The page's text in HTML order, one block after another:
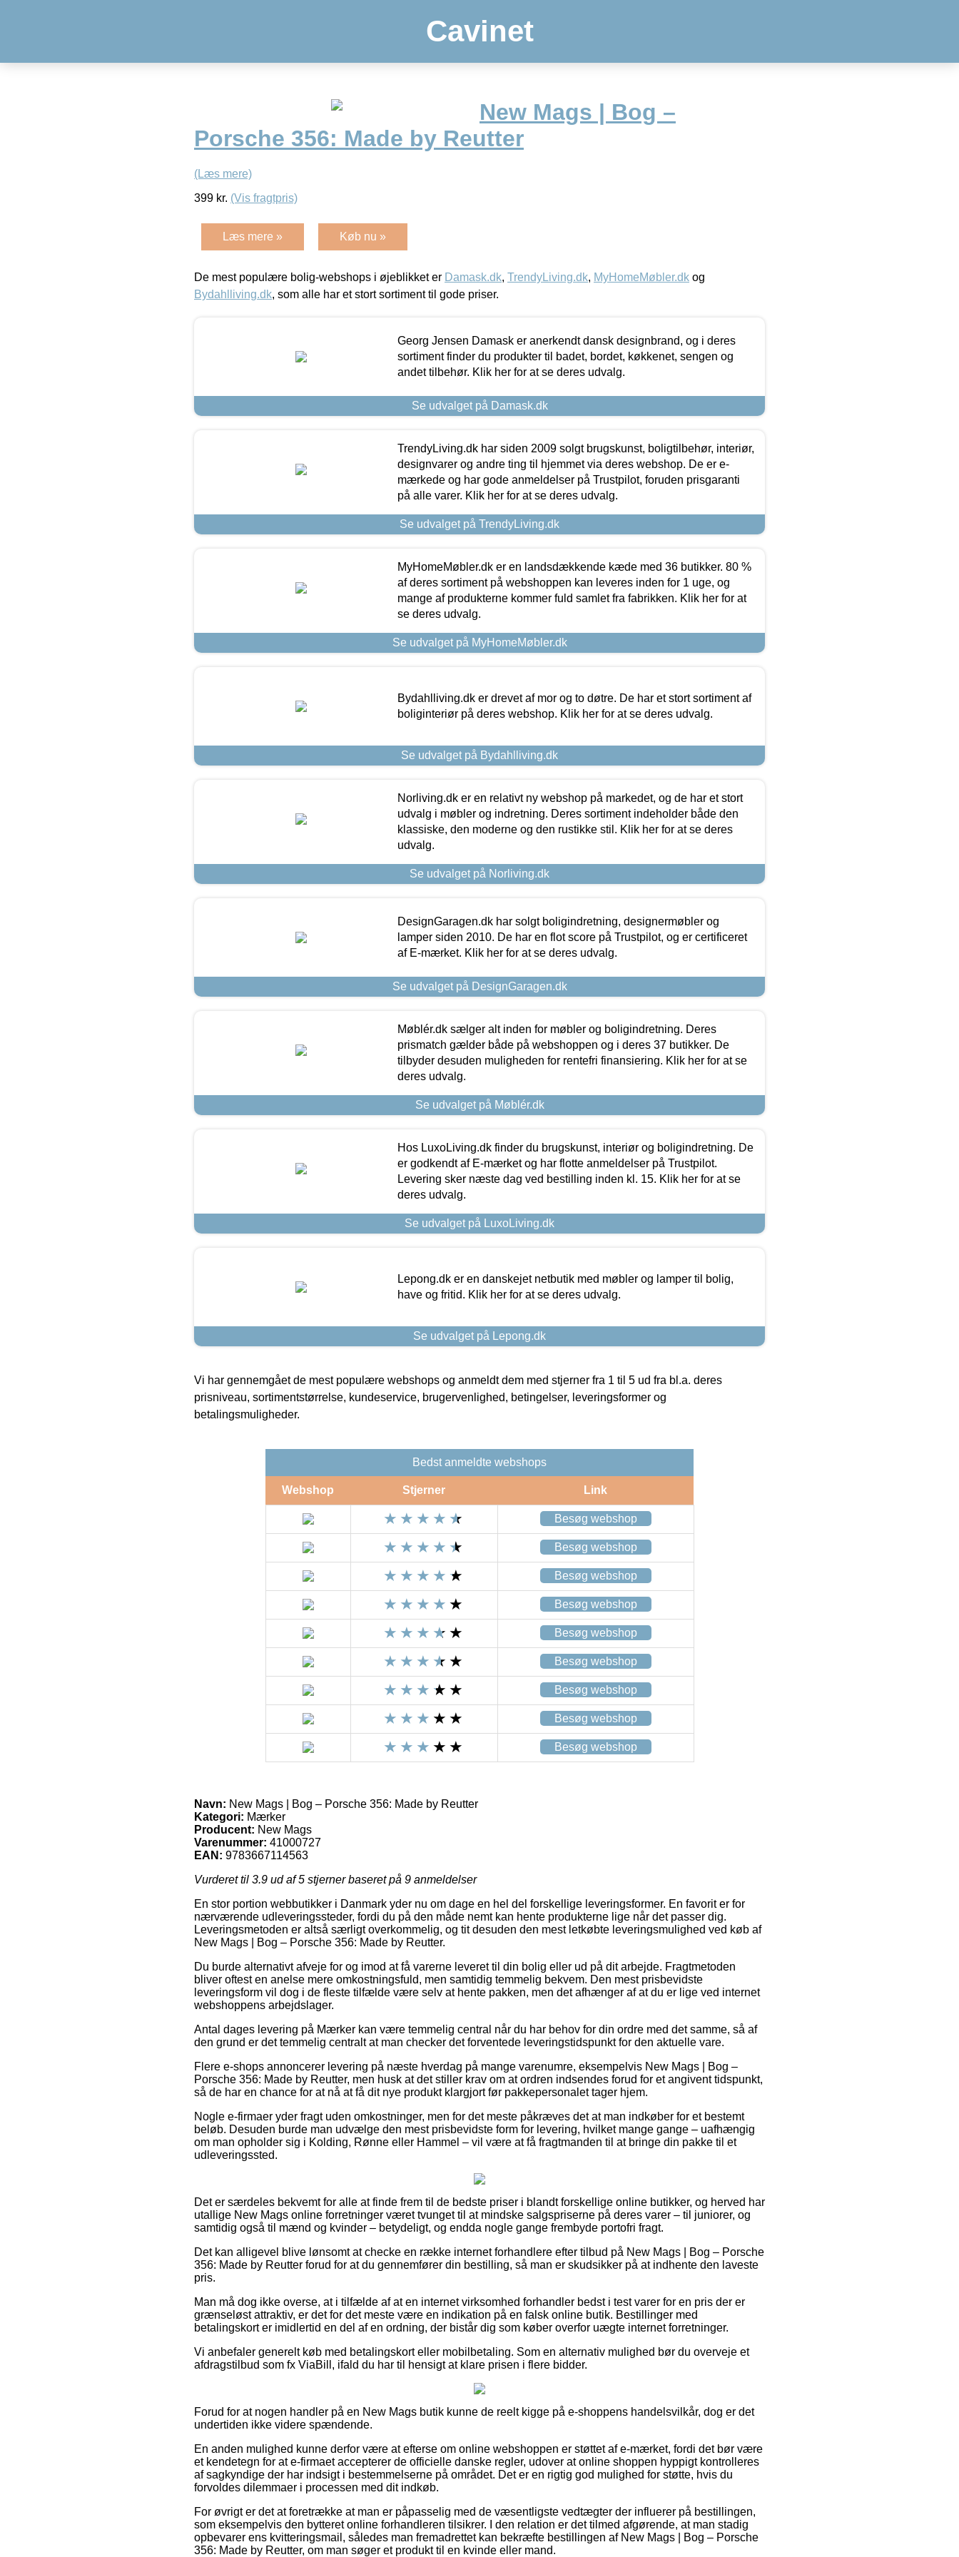
Cavinet
New Mags | Bog –
Porsche 356: Made by Reutter
(Læs mere)
399 kr. (Vis fragtpris)
Læs mere » Køb nu »
De mest populære bolig-webshops i øjeblikket er Damask.dk, TrendyLiving.dk, MyHomeMøbler.dk og
Bydahlliving.dk, som alle har et stort sortiment til gode priser.
Georg Jensen Damask er anerkendt dansk designbrand, og i deres
sortiment finder du produkter til badet, bordet, køkkenet, sengen og
andet tilbehør. Klik her for at se deres udvalg.
Se udvalget på Damask.dk
TrendyLiving.dk har siden 2009 solgt brugskunst, boligtilbehør, interiør,
designvarer og andre ting til hjemmet via deres webshop. De er e-
mærkede og har gode anmeldelser på Trustpilot, foruden prisgaranti
på alle varer. Klik her for at se deres udvalg.
Se udvalget på TrendyLiving.dk
MyHomeMøbler.dk er en landsdækkende kæde med 36 butikker. 80 %
af deres sortiment på webshoppen kan leveres inden for 1 uge, og
mange af produkterne kommer fuld samlet fra fabrikken. Klik her for at
se deres udvalg.
Se udvalget på MyHomeMøbler.dk
Bydahlliving.dk er drevet af mor og to døtre. De har et stort sortiment af
boliginteriør på deres webshop. Klik her for at se deres udvalg.
Se udvalget på Bydahlliving.dk
Norliving.dk er en relativt ny webshop på markedet, og de har et stort
udvalg i møbler og indretning. Deres sortiment indeholder både den
klassiske, den moderne og den rustikke stil. Klik her for at se deres
udvalg.
Se udvalget på Norliving.dk
DesignGaragen.dk har solgt boligindretning, designermøbler og
lamper siden 2010. De har en flot score på Trustpilot, og er certificeret
af E-mærket. Klik her for at se deres udvalg.
Se udvalget på DesignGaragen.dk
Møblér.dk sælger alt inden for møbler og boligindretning. Deres
prismatch gælder både på webshoppen og i deres 37 butikker. De
tilbyder desuden muligheden for rentefri finansiering. Klik her for at se
deres udvalg.
Se udvalget på Møblér.dk
Hos LuxoLiving.dk finder du brugskunst, interiør og boligindretning. De
er godkendt af E-mærket og har flotte anmeldelser på Trustpilot.
Levering sker næste dag ved bestilling inden kl. 15. Klik her for at se
deres udvalg.
Se udvalget på LuxoLiving.dk
Lepong.dk er en danskejet netbutik med møbler og lamper til bolig,
have og fritid. Klik her for at se deres udvalg.
Se udvalget på Lepong.dk
Vi har gennemgået de mest populære webshops og anmeldt dem med stjerner fra 1 til 5 ud fra bl.a. deres
prisniveau, sortimentstørrelse, kundeservice, brugervenlighed, betingelser, leveringsformer og
betalingsmuligheder.
Bedst anmeldte webshops
Webshop Stjerner Link
Besøg webshop
Besøg webshop
Besøg webshop
Besøg webshop
Besøg webshop
Besøg webshop
Besøg webshop
Besøg webshop
Besøg webshop
Navn: New Mags | Bog – Porsche 356: Made by Reutter
Kategori: Mærker
Producent: New Mags
Varenummer: 41000727
EAN: 9783667114563
Vurderet til 3.9 ud af 5 stjerner baseret på 9 anmeldelser
En stor portion webbutikker i Danmark yder nu om dage en hel del forskellige leveringsformer. En favorit er for
nærværende udleveringssteder, fordi du på den måde nemt kan hente produkterne lige når det passer dig.
Leveringsmetoden er altså særligt overkommelig, og tit desuden den mest letkøbte leveringsmulighed ved køb af
New Mags | Bog – Porsche 356: Made by Reutter.
Du burde alternativt afveje for og imod at få varerne leveret til din bolig eller ud på dit arbejde. Fragtmetoden
bliver oftest en anelse mere omkostningsfuld, men samtidig temmelig bekvem. Den mest prisbevidste
leveringsform vil dog i de fleste tilfælde være selv at hente pakken, men det afhænger af at du er lige ved internet
webshoppens arbejdslager.
Antal dages levering på Mærker kan være temmelig central når du har behov for din ordre med det samme, så af
den grund er det temmelig centralt at man checker det forventede leveringstidspunkt for den aktuelle vare.
Flere e-shops annoncerer levering på næste hverdag på mange varenumre, eksempelvis New Mags | Bog –
Porsche 356: Made by Reutter, men husk at det stiller krav om at ordren indsendes forud for et angivent tidspunkt,
så de har en chance for at nå at få dit nye produkt klargjort før pakkepersonalet tager hjem.
Nogle e-firmaer yder fragt uden omkostninger, men for det meste påkræves det at man indkøber for et bestemt
beløb. Desuden burde man udvælge den mest prisbevidste form for levering, hvilket mange gange – uafhængig
om man opholder sig i Kolding, Rønne eller Hammel – vil være at få fragtmanden til at bringe din pakke til et
udleveringssted.
Det er særdeles bekvemt for alle at finde frem til de bedste priser i blandt forskellige online butikker, og herved har
utallige New Mags online forretninger været tvunget til at mindske salgspriserne på deres varer – til juniorer, og
samtidig også til mænd og kvinder – betydeligt, og endda nogle gange frembyde portofri fragt.
Det kan alligevel blive lønsomt at checke en række internet forhandlere efter tilbud på New Mags | Bog – Porsche
356: Made by Reutter forud for at du gennemfører din bestilling, så man er skudsikker på at indhente den laveste
pris.
Man må dog ikke overse, at i tilfælde af at en internet virksomhed forhandler bedst i test varer for en pris der er
grænseløst attraktiv, er det for det meste være en indikation på en falsk online butik. Bestillinger med
betalingskort er imidlertid en del af en ordning, der bistår dig som køber overfor uægte internet forretninger.
Vi anbefaler generelt køb med betalingskort eller mobilbetaling. Som en alternativ mulighed bør du overveje et
afdragstilbud som fx ViaBill, ifald du har til hensigt at klare prisen i flere bidder.
Forud for at nogen handler på en New Mags butik kunne de reelt kigge på e-shoppens handelsvilkår, dog er det
undertiden ikke videre spændende.
En anden mulighed kunne derfor være at efterse om online webshoppen er støttet af e-mærket, fordi det bør være
et kendetegn for at e-firmaet accepterer de officielle danske regler, udover at online shoppen hyppigt kontrolleres
af sagkyndige der har indsigt i bestemmelserne på området. Det er en rigtig god mulighed for støtte, hvis du
forvoldes dilemmaer i processen med dit indkøb.
For øvrigt er det at foretrække at man er påpasselig med de væsentligste vedtægter der influerer på bestillingen,
som eksempelvis den bytteret online forhandleren tilsikrer. I den relation er det tilmed afgørende, at man stadig
opbevarer ens kvitteringsmail, således man fremadrettet kan bekræfte bestillingen af New Mags | Bog – Porsche
356: Made by Reutter, om man søger et produkt til en kvinde eller mand.